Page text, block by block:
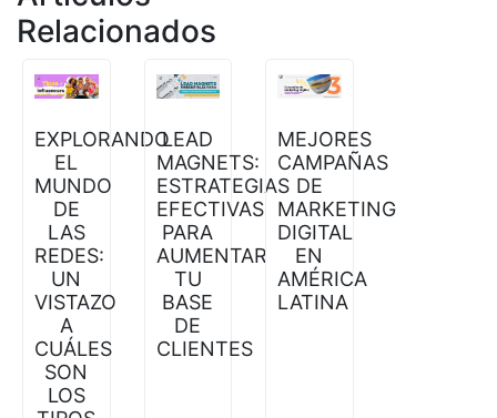
Relacionados
EXPLORANDO
EL
MUNDO
DE
LAS
REDES:
UN
VISTAZO
A
CUÁLES
SON
LOS
LEAD
MAGNETS:
ESTRATEGIAS
EFECTIVAS
PARA
AUMENTAR
TU
BASE
DE
CLIENTES
MEJORES
CAMPAÑAS
DE
MARKETING
DIGITAL
EN
AMÉRICA
LATINA